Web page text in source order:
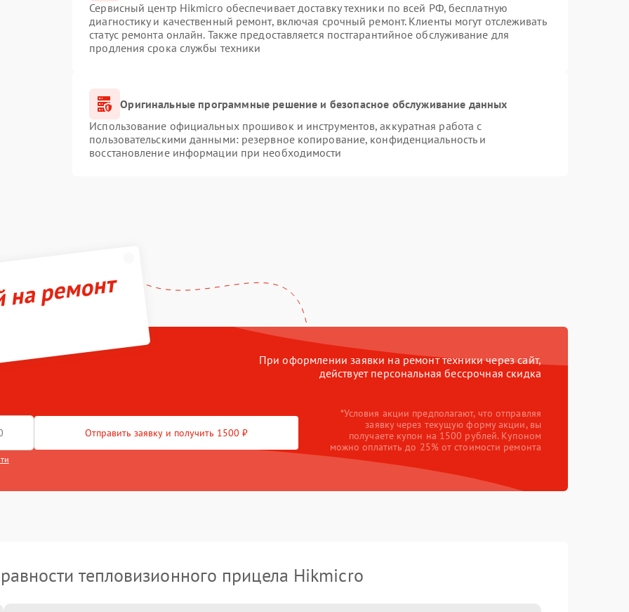
Сервисный центр Hikmicro обеспечивает доставку техники по всей РФ, бесплатную
диагностику и качественный ремонт, включая срочный ремонт. Клиенты могут отслеживать
статус ремонта онлайн. Также предоставляется постгарантийное обслуживание для
продления срока службы техники
Оригинальные программные решение и безопасное обслуживание данных
Использование официальных прошивок и инструментов, аккуратная работа с
пользовательскими данными: резервное копирование, конфиденциальность и
восстановление информации при необходимости
ремонт
При оформлении заявки на ремонт техники через сайт,
действует персональная бессрочная скидка
Отправить заявку и получить 1500 ₽
*Условия акции предполагают, что отправляя
заявку через текущую форму акции, вы
получаете купон на 1500 рублей. Купоном
можно оплатить до 25% от стоимости ремонта
тепловизионного прицела Hikmicro